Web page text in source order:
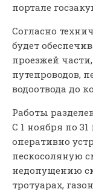
портале
Согласно
будет
проезжей
путепроводов,
водоотвода до
Работы
С 1 ноября по
оперативно
пескосоляную
недопущению
тротуарах,